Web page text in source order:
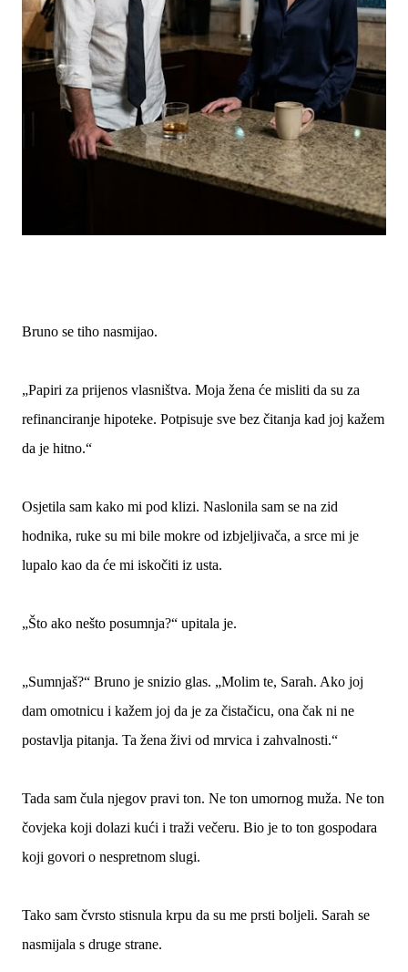
Bruno se tiho nasmijao.
„Papiri za prijenos vlasništva. Moja žena će misliti da su za
refinanciranje hipoteke. Potpisuje sve bez čitanja kad joj kažem
da je hitno.“
Osjetila sam kako mi pod klizi. Naslonila sam se na zid
hodnika, ruke su mi bile mokre od izbjeljivača, a srce mi je
lupalo kao da će mi iskočiti iz usta.
„Što ako nešto posumnja?“ upitala je.
„Sumnjaš?“ Bruno je snizio glas. „Molim te, Sarah. Ako joj
dam omotnicu i kažem joj da je za čistačicu, ona čak ni ne
postavlja pitanja. Ta žena živi od mrvica i zahvalnosti.“
Tada sam čula njegov pravi ton. Ne ton umornog muža. Ne ton
čovjeka koji dolazi kući i traži večeru. Bio je to ton gospodara
koji govori o nespretnom slugi.
Tako sam čvrsto stisnula krpu da su me prsti boljeli. Sarah se
nasmijala s druge strane.